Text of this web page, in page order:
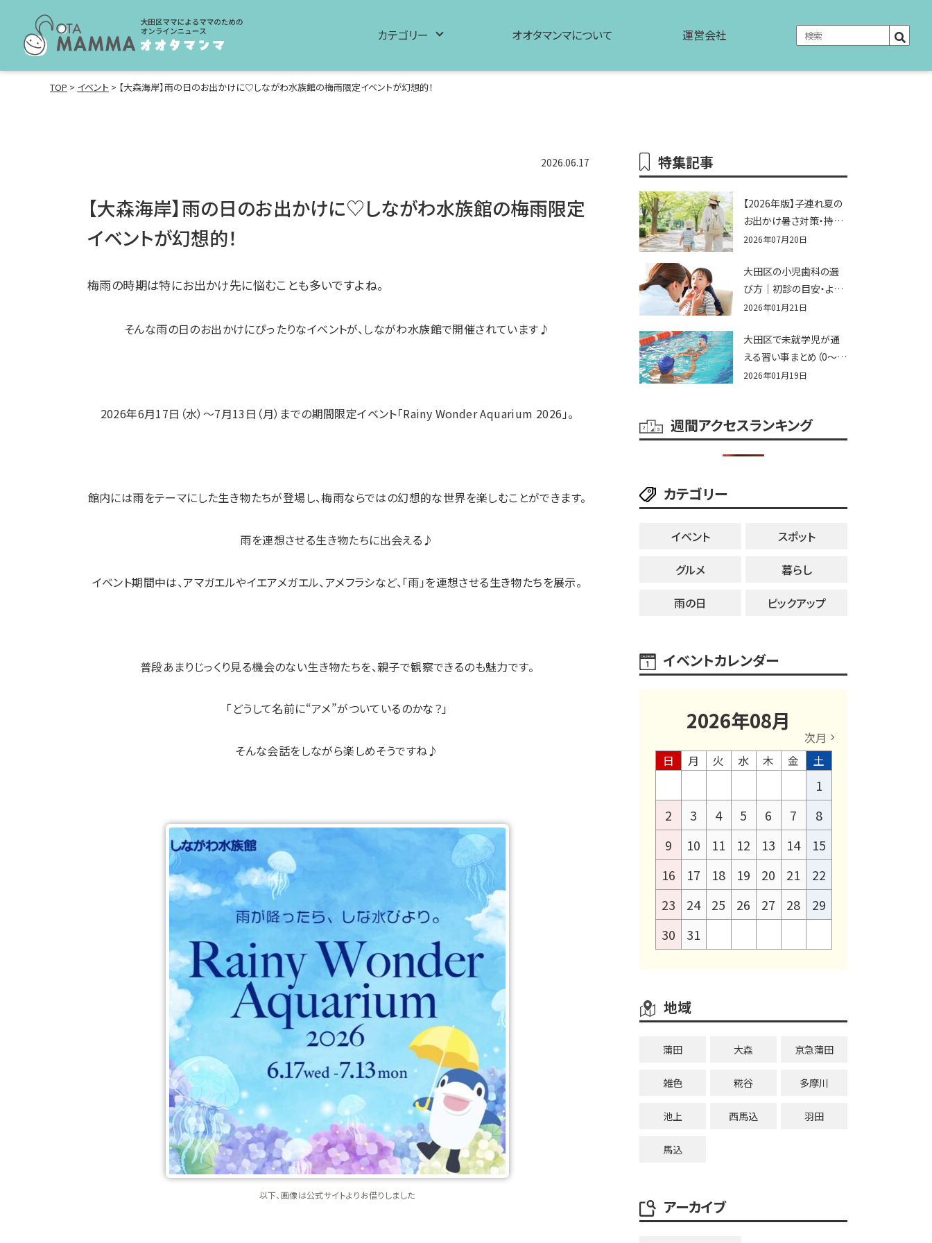
カテゴリー オオタマンマについて 運営会社
TOP > イベント > 【大森海岸】雨の日のお出かけに♡しながわ水族館の梅雨限定イベントが幻想的！
2026.06.17
【大森海岸】雨の日のお出かけに♡しながわ水族館の梅雨限定
イベントが幻想的！
梅雨の時期は特にお出かけ先に悩むことも多いですよね。
そんな雨の日のお出かけにぴったりなイベントが、しながわ水族館で開催されています♪
2026年6月17日（水）〜7月13日（月）までの期間限定イベント「Rainy Wonder Aquarium 2026」。
館内には雨をテーマにした生き物たちが登場し、梅雨ならではの幻想的な世界を楽しむことができます。
雨を連想させる生き物たちに出会える♪
イベント期間中は、アマガエルやイエアメガエル、アメフラシなど、「雨」を連想させる生き物たちを展示。
普段あまりじっくり見る機会のない生き物たちを、親子で観察できるのも魅力です。
「どうして名前に“アメ”がついているのかな？」
そんな会話をしながら楽しめそうですね♪
以下、画像は公式サイトよりお借りしました
特集記事
【2026年版】子連れ夏の
お出かけ暑さ対策・持ち
物完全ガイド｜水遊び・
立つおすすめグッズ15選
2026年07月20日
大田区の小児歯科の選
び方｜初診の目安・よく
ある不安まとめ
2026年01月21日
大田区で未就学児が通
える習い事まとめ（0〜6
歳）
2026年01月19日
週間アクセスランキング
カテゴリー
イベント
スポット
グルメ
暮らし
雨の日
ピックアップ
イベントカレンダー
2026年08月
次月
日
月 火 水 木 金 土
1
2
3 4 5 6 7
8
9
10 11 12 13 14
15
16
17 18 19 20 21
22
23
24 25 26 27 28
29
30
31
地域
蒲田 大森 京急蒲田
雑色 糀谷 多摩川
池上 西馬込 羽田
馬込
アーカイブ